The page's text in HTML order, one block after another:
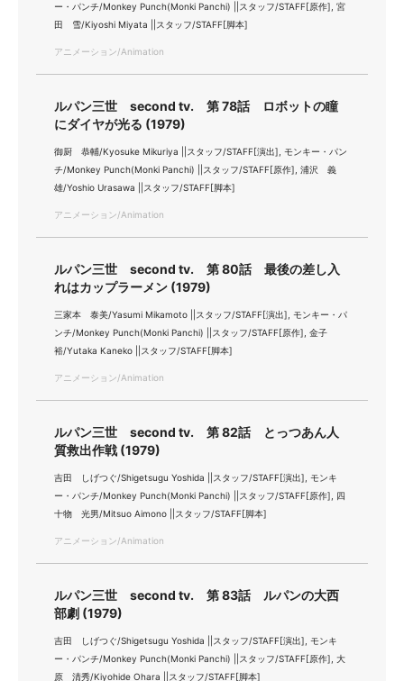
ー・パンチ/Monkey Punch(Monki Panchi) ||スタッフ/STAFF[原作], 宮
田 雪/Kiyoshi Miyata ||スタッフ/STAFF[脚本]
アニメーション/Animation
ルパン三世 second tv. 第 78話 ロボットの瞳
にダイヤが光る (1979)
御厨 恭輔/Kyosuke Mikuriya ||スタッフ/STAFF[演出], モンキー・パン
チ/Monkey Punch(Monki Panchi) ||スタッフ/STAFF[原作], 浦沢 義
雄/Yoshio Urasawa ||スタッフ/STAFF[脚本]
アニメーション/Animation
ルパン三世 second tv. 第 80話 最後の差し入
れはカップラーメン (1979)
三家本 泰美/Yasumi Mikamoto ||スタッフ/STAFF[演出], モンキー・パ
ンチ/Monkey Punch(Monki Panchi) ||スタッフ/STAFF[原作], 金子
裕/Yutaka Kaneko ||スタッフ/STAFF[脚本]
アニメーション/Animation
ルパン三世 second tv. 第 82話 とっつあん人
質救出作戦 (1979)
吉田 しげつぐ/Shigetsugu Yoshida ||スタッフ/STAFF[演出], モンキ
ー・パンチ/Monkey Punch(Monki Panchi) ||スタッフ/STAFF[原作], 四
十物 光男/Mitsuo Aimono ||スタッフ/STAFF[脚本]
アニメーション/Animation
ルパン三世 second tv. 第 83話 ルパンの大西
部劇 (1979)
吉田 しげつぐ/Shigetsugu Yoshida ||スタッフ/STAFF[演出], モンキ
ー・パンチ/Monkey Punch(Monki Panchi) ||スタッフ/STAFF[原作], 大
原 清秀/Kiyohide Ohara ||スタッフ/STAFF[脚本]